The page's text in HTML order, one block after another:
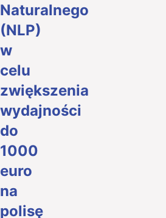
Naturalnego
(NLP)
w
celu
zwiększenia
wydajności
do
1000
euro
na
polisę